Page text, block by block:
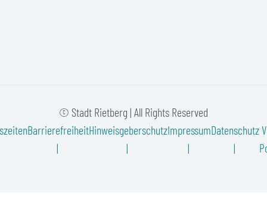
© Stadt Rietberg | All Rights Reserved
BarrierefreiheitHinweisgeberschutzImpressumDatenschutz